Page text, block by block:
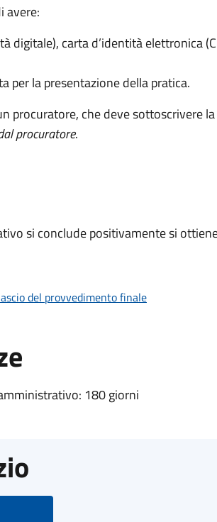
avere:
digitale), carta d’identità elettronica
per la presentazione della pratica.
procuratore, che deve sottoscrivere la
procuratore.
si conclude positivamente si
del provvedimento finale
180 giorni